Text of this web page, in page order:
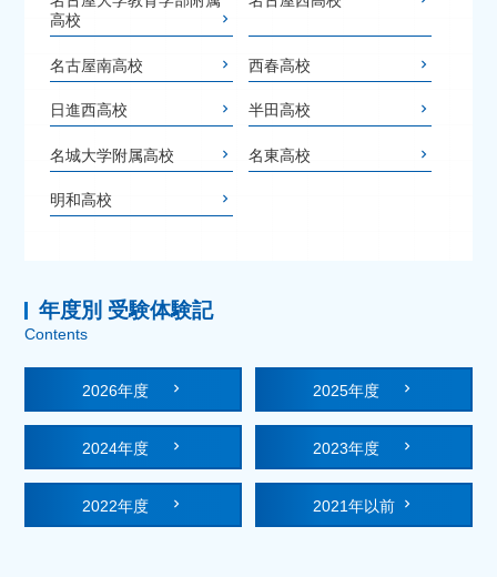
高校
名古屋南高校 西春高校
日進西高校 半田高校
名城大学附属高校 名東高校
明和高校
年度別 受験体験記
Contents
2026年度 2025年度
2024年度 2023年度
2022年度 2021年以前